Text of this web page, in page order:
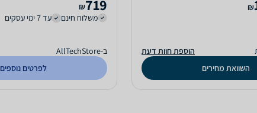
₪
הוספת חוות דעת
השוואת מחירים
719
₪
משלוח חינם
עד 7 ימי עסקים
ב-AllTechStore
לפרטים נוספים